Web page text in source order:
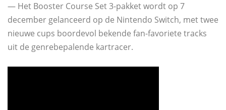
— Het Booster Course Set 3-pakket wordt op 7
december gelanceerd op de Nintendo Switch, met twee
nieuwe cups boordevol bekende fan-favoriete tracks
uit de genrebepalende kartracer.